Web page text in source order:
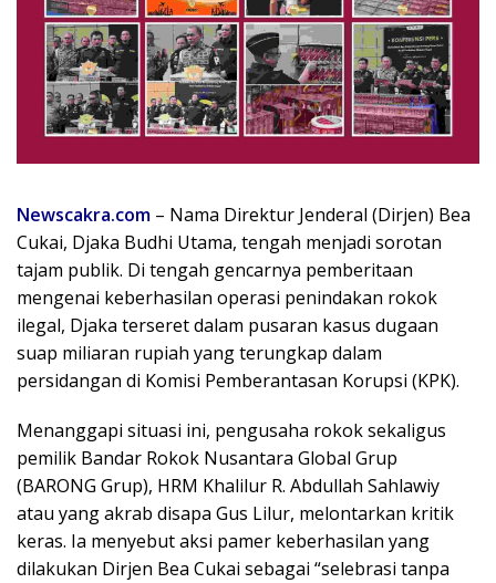
Newscakra.com – Nama Direktur Jenderal (Dirjen) Bea
Cukai, Djaka Budhi Utama, tengah menjadi sorotan
tajam publik. Di tengah gencarnya pemberitaan
mengenai keberhasilan operasi penindakan rokok
ilegal, Djaka terseret dalam pusaran kasus dugaan
suap miliaran rupiah yang terungkap dalam
persidangan di Komisi Pemberantasan Korupsi (KPK).
Menanggapi situasi ini, pengusaha rokok sekaligus
pemilik Bandar Rokok Nusantara Global Grup
(BARONG Grup), HRM Khalilur R. Abdullah Sahlawiy
atau yang akrab disapa Gus Lilur, melontarkan kritik
keras. Ia menyebut aksi pamer keberhasilan yang
dilakukan Dirjen Bea Cukai sebagai “selebrasi tanpa